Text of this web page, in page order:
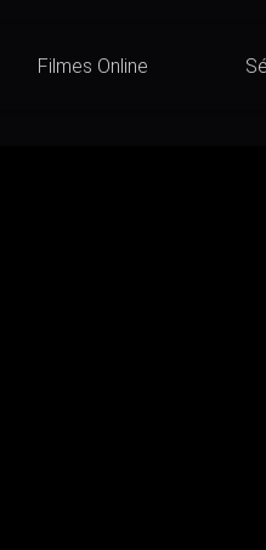
Filmes Online